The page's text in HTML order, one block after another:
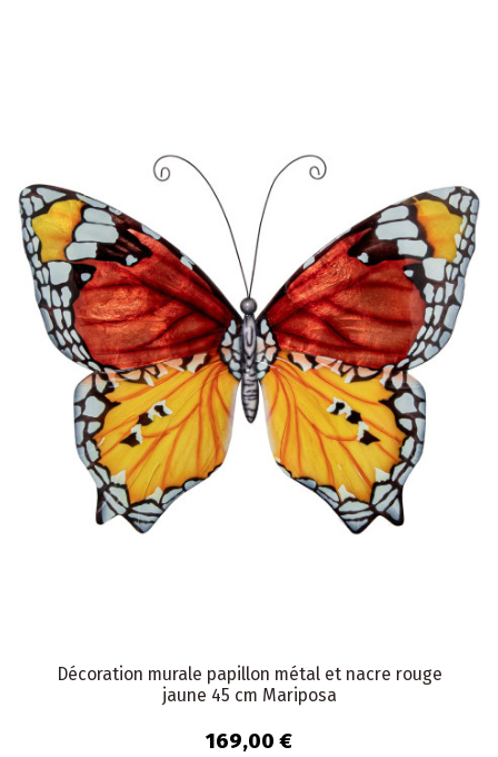
Décoration murale papillon métal et nacre rouge
jaune 45 cm Mariposa
169,00 €